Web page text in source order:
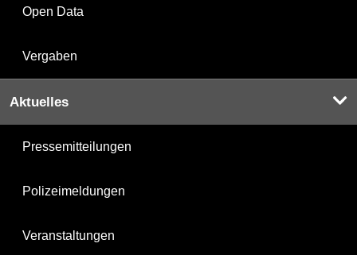
Open Data
Vergaben
Aktuelles
Pressemitteilungen
Polizeimeldungen
Veranstaltungen